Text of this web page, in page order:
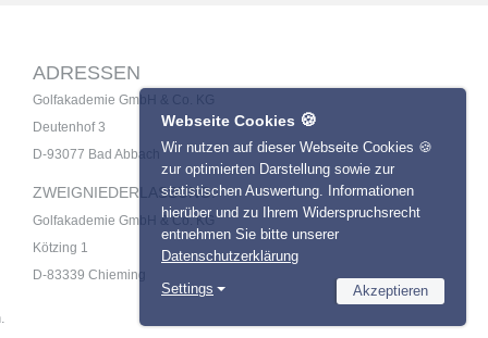
ADRESSEN
Golfakademie GmbH & Co. KG
Deutenhof 3
D-93077 Bad Abbach
ZWEIGNIEDERLASSUNG:
Golfakademie GmbH & Co. KG
Kötzing 1
D-83339 Chieming
Webseite Cookies 🍪
Wir nutzen auf dieser Webseite Cookies 🍪
zur optimierten Darstellung sowie zur
statistischen Auswertung. Informationen
hierüber und zu Ihrem Widerspruchsrecht
entnehmen Sie bitte unserer
Datenschutzerklärung
Settings
Akzeptieren